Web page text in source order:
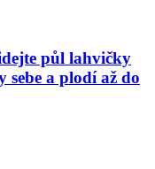
půl lahvičky
a plodí až do